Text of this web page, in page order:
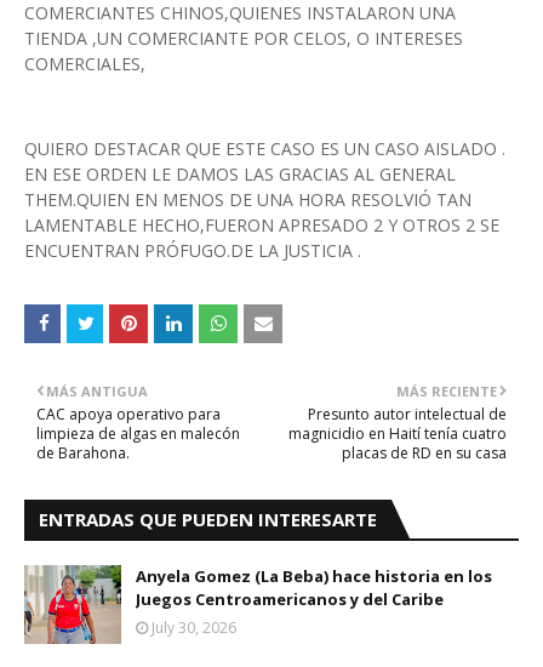
COMERCIANTES CHINOS,QUIENES INSTALARON UNA
TIENDA ,UN COMERCIANTE POR CELOS, O INTERESES
COMERCIALES,
QUIERO DESTACAR QUE ESTE CASO ES UN CASO AISLADO .
EN ESE ORDEN LE DAMOS LAS GRACIAS AL GENERAL
THEM.QUIEN EN MENOS DE UNA HORA RESOLVIÓ TAN
LAMENTABLE HECHO,FUERON APRESADO 2 Y OTROS 2 SE
ENCUENTRAN PRÓFUGO.DE LA JUSTICIA .
MÁS RECIENTE
Presunto autor intelectual de
magnicidio en Haití tenía cuatro
placas de RD en su casa
MÁS ANTIGUA
CAC apoya operativo para
limpieza de algas en malecón
de Barahona.
ENTRADAS QUE PUEDEN INTERESARTE
Anyela Gomez (La Beba) hace historia en los
Juegos Centroamericanos y del Caribe
July 30, 2026